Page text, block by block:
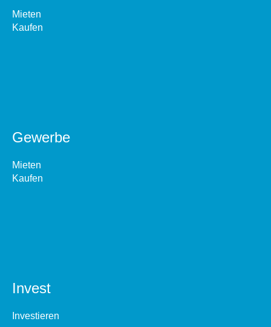
Mieten
Kaufen
Gewerbe
Mieten
Kaufen
Invest
Investieren